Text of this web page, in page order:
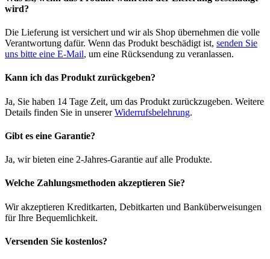
wird?
Die Lieferung ist versichert und wir als Shop übernehmen die volle
Verantwortung dafür. Wenn das Produkt beschädigt ist, senden Sie
uns bitte eine E-Mail, um eine Rücksendung zu veranlassen.
Kann ich das Produkt zurückgeben?
Ja, Sie haben 14 Tage Zeit, um das Produkt zurückzugeben. Weitere
Details finden Sie in unsererWiderrufsbelehrung.
Gibt es eine Garantie?
Ja, wir bieten eine 2-Jahres-Garantie auf alle Produkte.
Welche Zahlungsmethoden akzeptieren Sie?
Wir akzeptieren Kreditkarten, Debitkarten und Banküberweisungen
für Ihre Bequemlichkeit.
Versenden Sie kostenlos?